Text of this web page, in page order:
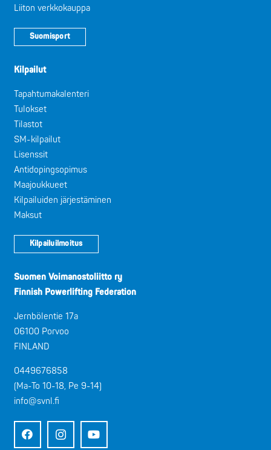
Liiton verkkokauppa
Suomisport
Kilpailut
Tapahtumakalenteri
Tulokset
Tilastot
SM-kilpailut
Lisenssit
Antidopingsopimus
Maajoukkueet
Kilpailuiden järjestäminen
Maksut
Kilpailuilmoitus
Suomen Voimanostoliitto ry
Finnish Powerlifting Federation
Jernbölentie 17a
06100 Porvoo
FINLAND
0449676858
(Ma-To 10-18, Pe 9-14)
info@svnl.fi